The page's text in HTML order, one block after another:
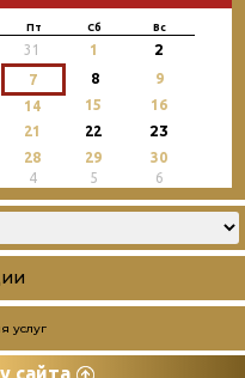
Пт Сб Вс
31 1 2
7 8
9
14 15
16
21 22 23
28 29
30
4 5 6
услуг
сайта